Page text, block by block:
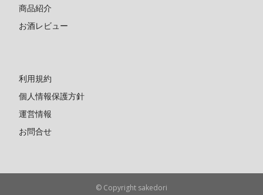
商品紹介
お酒レビュー
利用規約
個人情報保護方針
運営情報
お問合せ
© Copyright sakedori